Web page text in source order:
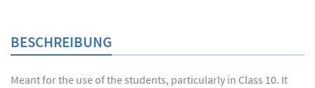
BESCHREIBUNG
Meant for the use of the students, particularly in Class 10. It